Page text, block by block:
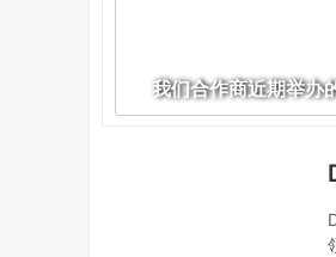
我们合作商近期举办